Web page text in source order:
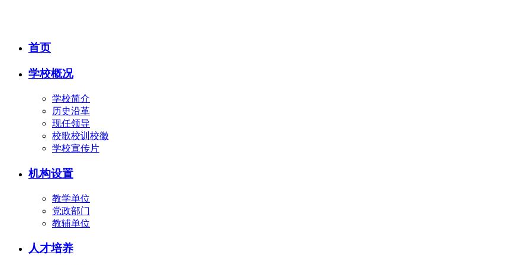
首页
学校概况
学校简介
历史沿革
现任领导
校歌校训校徽
学校宣传片
机构设置
教学单位
党政部门
教辅单位
人才培养